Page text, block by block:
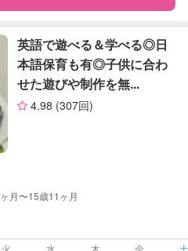
工作レッスン
可能
型割引対象(旧内閣府補助対象)
届出済ベビーシッター
サポート
、病後児、ともに不可
英語で遊べる＆学べる◎日
本語保育も有◎子供に合わ
せた遊びや制作を無...
4.98 (307回)
月〜15歳11ヶ月